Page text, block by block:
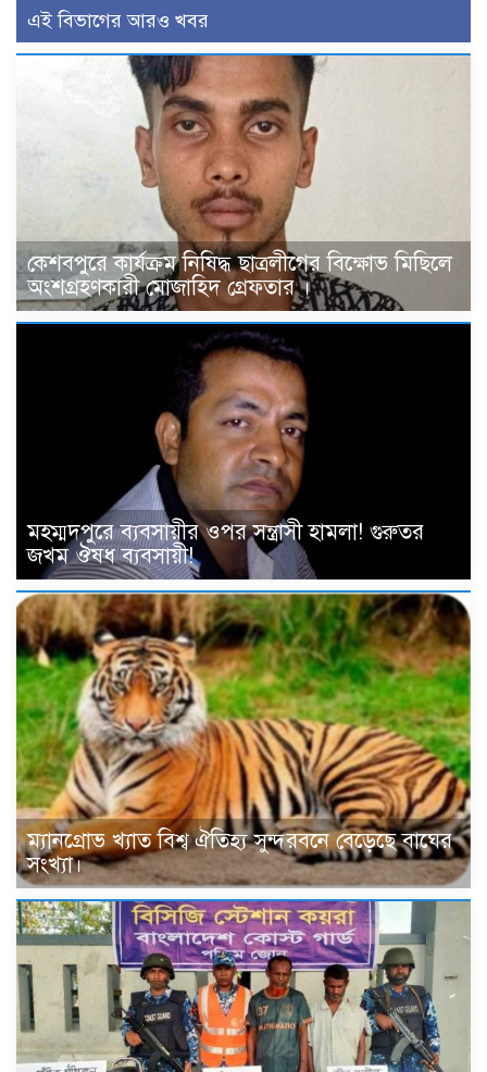
এই বিভাগের আরও খবর
কেশবপুরে কার্যক্রম নিষিদ্ধ ছাত্রলীগের বিক্ষোভ মিছিলে
অংশগ্রহণকারী মোজাহিদ গ্রেফতার ।
মহম্মদপুরে ব্যবসায়ীর ওপর সন্ত্রাসী হামলা! গুরুতর
জখম ঔষধ ব্যবসায়ী!
ম্যানগ্রোভ খ্যাত বিশ্ব ঐতিহ্য সুন্দরবনে বেড়েছে বাঘের
সংখ্যা।